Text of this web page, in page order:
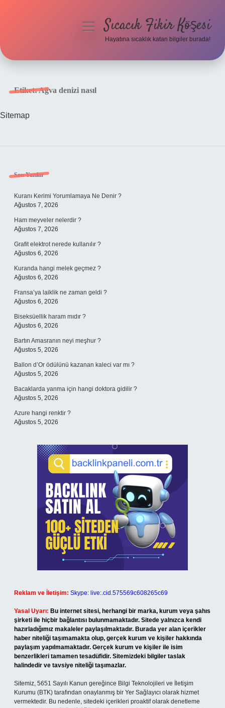
menüyüSıcacık Fikir Köşesi
Hayatına sıcaklık katan bilgiler burada!
Etiket:Ağva denizi nasıl
Sitemap
Sidebar
Son Yazılar
Kuranı Kerimi Yorumlamaya Ne Denir ?
Ağustos 7, 2026
Ham meyveler nelerdir ?
Ağustos 7, 2026
Grafit elektrot nerede kullanılır ?
Ağustos 6, 2026
Kuranda hangi melek geçmez ?
Ağustos 6, 2026
Fransa’ya laiklik ne zaman geldi ?
Ağustos 6, 2026
Biseksüellik haram mıdır ?
Ağustos 6, 2026
Bartın Amasranın neyi meşhur ?
Ağustos 5, 2026
Ballon d’Or ödülünü kazanan kaleci var mı ?
Ağustos 5, 2026
Bacaklarda yanma için hangi doktora gidilir ?
Ağustos 5, 2026
Azure hangi renktir ?
Ağustos 5, 2026
Reklam ve İletişim: Skype: live:.cid.575569c608265c69
Yasal Uyarı: Bu internet sitesi, herhangi bir marka, kurum veya şahıs
şirketi ile hiçbir bağlantısı bulunmamaktadır. Sitede yalnızca kendi
hazırladığımız makaleler paylaşılmaktadır. Burada yer alan içerikler
haber niteliği taşımamakta olup, gerçek kurum ve kişiler hakkında
paylaşım yapılmamaktadır. Gerçek kurum ve kişiler ile isim
benzerlikleri tamamen tesadüfidir. Sitemizdeki bilgiler taslak
halindedir ve tavsiye niteliği taşımazlar.
Sitemiz, 5651 Sayılı Kanun gereğince Bilgi Teknolojileri ve İletişim
Kurumu (BTK) tarafından onaylanmış bir Yer Sağlayıcı olarak hizmet
vermektedir. Bu nedenle, sitedeki içerikleri proaktif olarak denetleme